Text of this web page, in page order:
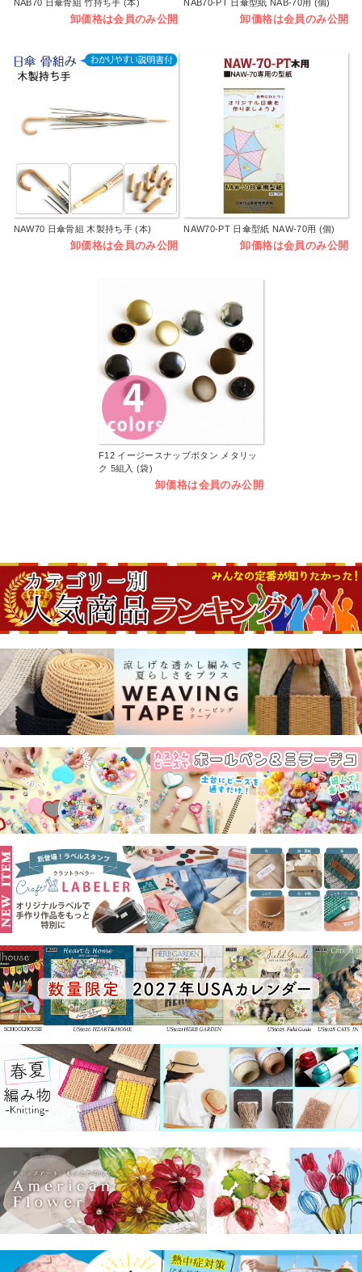
NAB70 日傘骨組 竹持ち手 (本)
卸価格は会員のみ公開
NAB70-PT 日傘型紙 NAB-70用 (個)
卸価格は会員のみ公開
NAW70 日傘骨組 木製持ち手 (本)
卸価格は会員のみ公開
NAW70-PT 日傘型紙 NAW-70用 (個)
卸価格は会員のみ公開
F12 イージースナップボタン メタリッ
ク 5組入 (袋)
卸価格は会員のみ公開